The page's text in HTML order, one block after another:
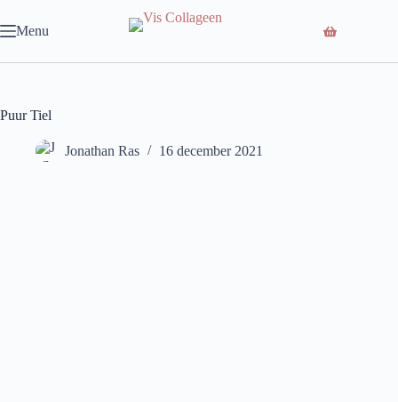
naar
de
Menu
Puur Tiel
Jonathan Ras 16 december 2021